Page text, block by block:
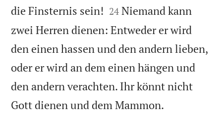
die Finsternis sein! 

24 Niemand kann
zwei Herren dienen: Entweder er wird
den einen hassen und den andern lieben,
oder er wird an dem einen hängen und
den andern verachten. Ihr könnt nicht
Gott dienen und dem Mammon.